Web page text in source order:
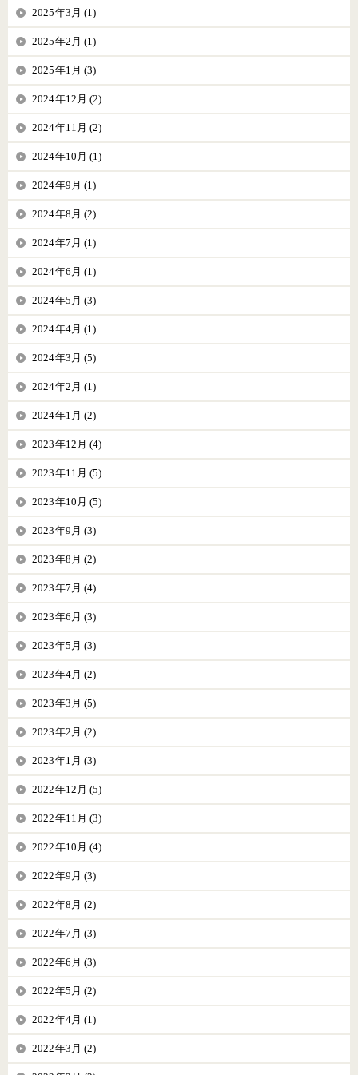
2025年3月 (1)
2025年2月 (1)
2025年1月 (3)
2024年12月 (2)
2024年11月 (2)
2024年10月 (1)
2024年9月 (1)
2024年8月 (2)
2024年7月 (1)
2024年6月 (1)
2024年5月 (3)
2024年4月 (1)
2024年3月 (5)
2024年2月 (1)
2024年1月 (2)
2023年12月 (4)
2023年11月 (5)
2023年10月 (5)
2023年9月 (3)
2023年8月 (2)
2023年7月 (4)
2023年6月 (3)
2023年5月 (3)
2023年4月 (2)
2023年3月 (5)
2023年2月 (2)
2023年1月 (3)
2022年12月 (5)
2022年11月 (3)
2022年10月 (4)
2022年9月 (3)
2022年8月 (2)
2022年7月 (3)
2022年6月 (3)
2022年5月 (2)
2022年4月 (1)
2022年3月 (2)